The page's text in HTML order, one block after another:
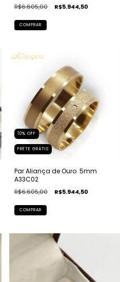
R$6.605,00 R$5.944,50
COMPRAR
10% OFF
FRETE GRÁTIS
Par Aliança de Ouro  5mm 
A33C02
R$6.605,00 R$5.944,50
COMPRAR